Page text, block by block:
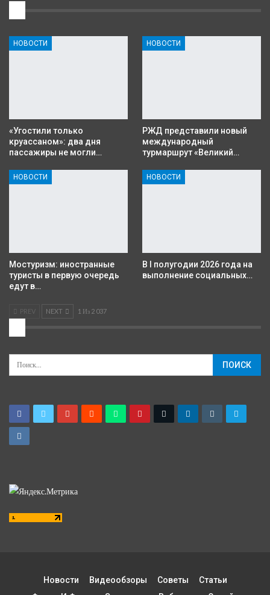
НОВОСТИ
«Угостили только
круассаном»: два дня
пассажиры не могли…
НОВОСТИ
РЖД представили новый
международный
турмаршрут «Великий…
НОВОСТИ
Мостуризм: иностранные
туристы в первую очередь
едут в…
НОВОСТИ
В I полугодии 2026 года на
выполнение социальных…
PREV NEXT 1 Из 2 037
Новости Видеообзоры Советы
Статьи